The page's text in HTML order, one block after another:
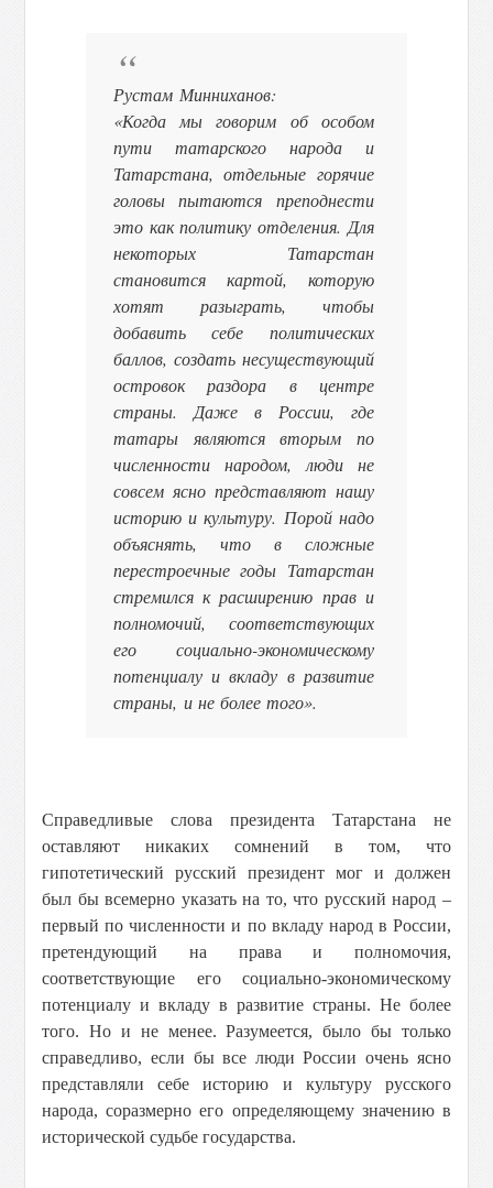
Рустам Минниханов:
«Когда мы говорим об особом
пути татарского народа и
Татарстана, отдельные горячие
головы пытаются преподнести
это как политику отделения. Для
некоторых Татарстан
становится картой, которую
хотят разыграть, чтобы
добавить себе политических
баллов, создать несуществующий
островок раздора в центре
страны. Даже в России, где
татары являются вторым по
численности народом, люди не
совсем ясно представляют нашу
историю и культуру. Порой надо
объяснять, что в сложные
перестроечные годы Татарстан
стремился к расширению прав и
полномочий, соответствующих
его социально-экономическому
потенциалу и вкладу в развитие
страны, и не более того».
Справедливые слова президента Татарстана не
оставляют никаких сомнений в том, что
гипотетический русский президент мог и должен
был бы всемерно указать на то, что русский народ –
первый по численности и по вкладу народ в России,
претендующий на права и полномочия,
соответствующие его социально-экономическому
потенциалу и вкладу в развитие страны. Не более
того. Но и не менее. Разумеется, было бы только
справедливо, если бы все люди России очень ясно
представляли себе историю и культуру русского
народа, соразмерно его определяющему значению в
исторической судьбе государства.